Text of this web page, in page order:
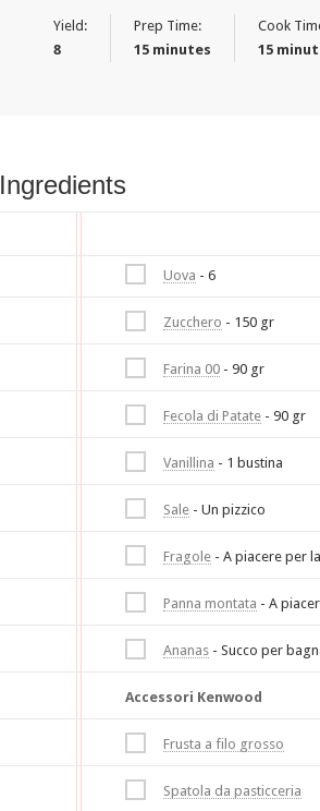
Yield:
8
Prep Time:
15 minutes
Cook
15
Ingredients
Uova - 6
Zucchero - 150 gr
Farina 00- 90 gr
Fecola di Patate- 90 gr
Vanillina - 1 bustina
Sale- Un pizzico
Fragole- A piacere per
Panna montata - A
Ananas- Succo per
Accessori Kenwood
Frusta a filo grosso
Spatola da pasticceria